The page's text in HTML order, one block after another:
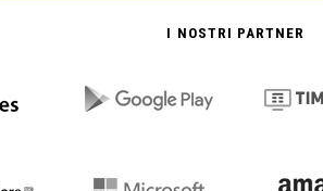
I NOSTRI PARTNER